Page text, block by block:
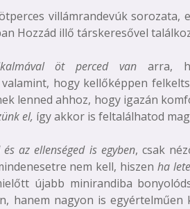
villámrandevúk sorozata,
Hozzád illő társkeresővel
öt perced van arra,
hogy kellőképpen
lenned ahhoz, hogy igazán
el, így akkor is feltalálhatod
az ellenséged is egyben, csak
nem kell, hiszen ha
újabb minirandiba
hanem nagyon is egyértelműen